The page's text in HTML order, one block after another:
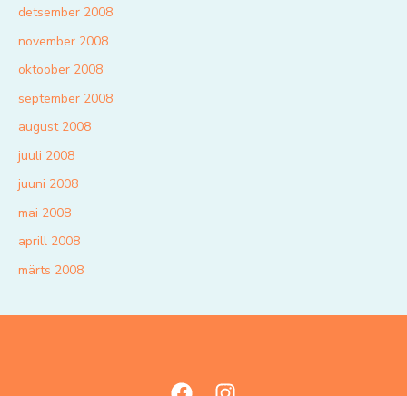
detsember 2008
november 2008
oktoober 2008
september 2008
august 2008
juuli 2008
juuni 2008
mai 2008
aprill 2008
märts 2008